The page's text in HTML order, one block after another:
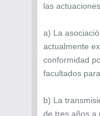
las
a) La
actualmente
conformidad
facultados
b) La
de tres años a